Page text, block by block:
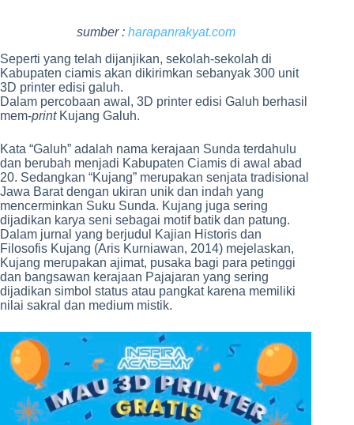
sumber : harapanrakyat.com
Seperti yang telah dijanjikan, sekolah-sekolah di
Kabupaten ciamis akan dikirimkan sebanyak 300 unit
3D printer edisi galuh.
Dalam percobaan awal, 3D printer edisi Galuh berhasil
mem-printKujang Galuh.
Kata “Galuh” adalah nama kerajaan Sunda terdahulu
dan berubah menjadi Kabupaten Ciamis di awal abad
20. Sedangkan “Kujang” merupakan senjata tradisional
Jawa Barat dengan ukiran unik dan indah yang
mencerminkan Suku Sunda. Kujang juga sering
dijadikan karya seni sebagai motif batik dan patung.
Dalam jurnal yang berjudul Kajian Historis dan
Filosofis Kujang (Aris Kurniawan, 2014) mejelaskan,
Kujang merupakan ajimat, pusaka bagi para petinggi
dan bangsawan kerajaan Pajajaran yang sering
dijadikan simbol status atau pangkat karena memiliki
nilai sakral dan medium mistik.